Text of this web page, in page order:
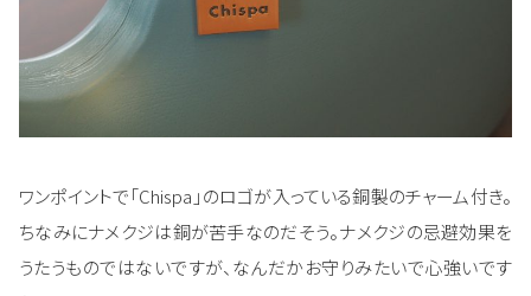
ワンポイントで「Chispa」のロゴが入っている銅製のチャーム付き。
ちなみにナメクジは銅が苦手なのだそう。ナメクジの忌避効果を
うたうものではないですが、なんだかお守りみたいで心強いです